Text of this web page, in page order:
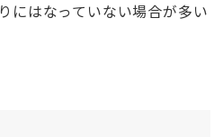
にはなっていない場合が多い